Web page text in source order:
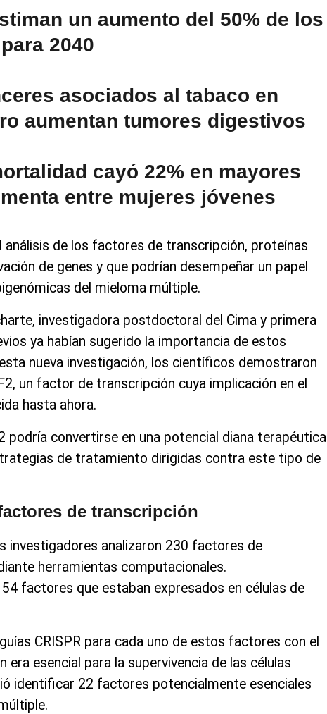
un aumento del 50% de los
2040
asociados al tabaco en
aumentan tumores digestivos
cayó 22% en mayores
entre mujeres jóvenes
análisis de los factores de transcripción, proteínas
de genes y que podrían desempeñar un papel
del mieloma múltiple.
investigadora postdoctoral del Cima y primera
ya habían sugerido la importancia de estos
nueva investigación, los científicos demostraron
un factor de transcripción cuya implicación en el
hasta ahora.
podría convertirse en una potencial diana terapéutica
de tratamiento dirigidas contra este tipo de
de transcripción
investigadores analizaron 230 factores de
herramientas computacionales.
factores que estaban expresados en células de
CRISPR para cada uno de estos factores con el
esencial para la supervivencia de las células
identificar 22 factores potencialmente esenciales